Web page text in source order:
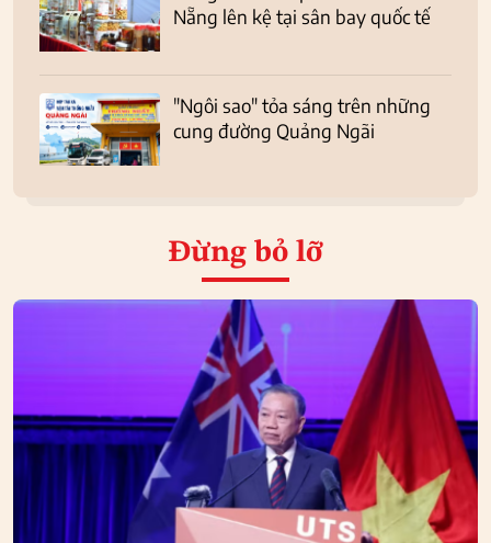
Nẵng lên kệ tại sân bay quốc tế
"Ngôi sao" tỏa sáng trên những
cung đường Quảng Ngãi
Đừng bỏ lỡ